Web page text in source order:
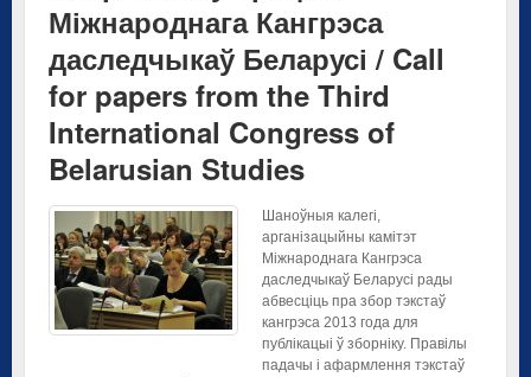
Міжнароднага Кангрэса
даследчыкаў Беларусі / Call
for papers from the Third
International Congress of
Belarusian Studies
Шаноўныя калегі,
арганізацыйны камітэт
Міжнароднага Кангрэса
даследчыкаў Беларусі рады
абвесціць пра збор тэкстаў
кангрэса 2013 года для
публікацыі ў зборніку. Правілы
падачы і афармлення тэкстаў